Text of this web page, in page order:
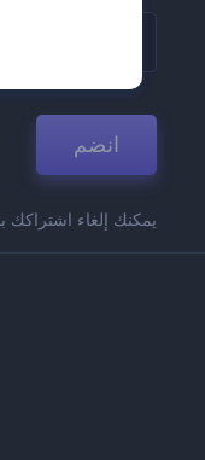
انضم
يمكنك إلغاء